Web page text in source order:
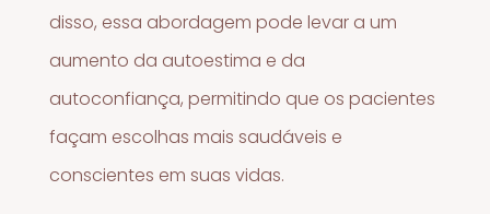
disso, essa abordagem pode levar a um
aumento da autoestima e da
autoconfiança, permitindo que os pacientes
façam escolhas mais saudáveis e
conscientes em suas vidas.